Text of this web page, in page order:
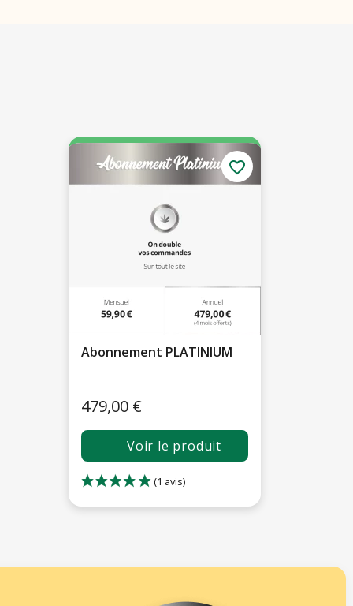
Abonnement PLATINIUM
479,00 €
Voir le produit
favorite_border